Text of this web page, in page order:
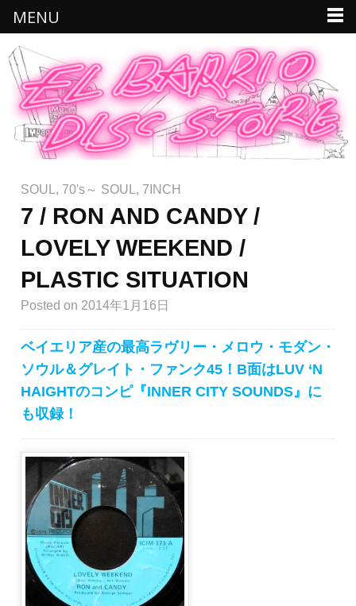
SOUL , 70's～ SOUL , 7INCH
7 / RON AND CANDY /
LOVELY WEEKEND /
PLASTIC SITUATION
Posted on 2014年1月16日
ベイエリア産の最高ラヴリー・メロウ・モダン・
ソウル＆グレイト・ファンク45！B面はLUV ‘N
HAIGHTのコンピ『INNER CITY SOUNDS』に
も収録！
MENU